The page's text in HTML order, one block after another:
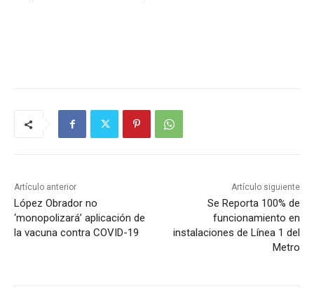
Artículo anterior
López Obrador no
‘monopolizará’ aplicación de
la vacuna contra COVID-19
Artículo siguiente
Se Reporta 100% de
funcionamiento en
instalaciones de Línea 1 del
Metro